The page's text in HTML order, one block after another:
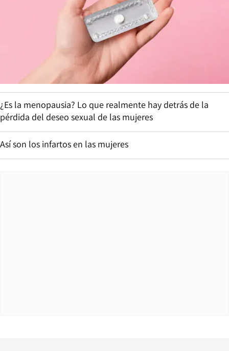
¿Es la menopausia? Lo que realmente hay detrás de la
pérdida del deseo sexual de las mujeres
Así son los infartos en las mujeres